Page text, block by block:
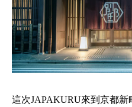
這次JAPAKURU來到京都